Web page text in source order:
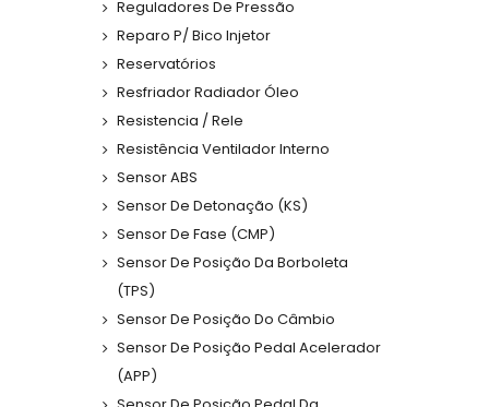
Reguladores De Pressão
Reparo P/ Bico Injetor
Reservatórios
Resfriador Radiador Óleo
Resistencia / Rele
Resistência Ventilador Interno
Sensor ABS
Sensor De Detonação (KS)
Sensor De Fase (CMP)
Sensor De Posição Da Borboleta
(TPS)
Sensor De Posição Do Câmbio
Sensor De Posição Pedal Acelerador
(APP)